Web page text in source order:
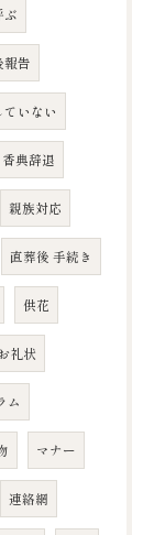
ぶ
報告
ていない
香典辞退
親族対応
直葬後 手続き
供花
礼状
ム
マナー
連絡網